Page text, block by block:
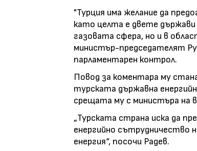
"Турция има желание да
като целта е двете
газовата сфера, но и в
министър-председателят
парламентарен контрол.
Повод за коментара му
турската държавна
срещата му с министъра на
„Турската страна иска да
енергийно сътрудничество
енергия“, посочи Радев.